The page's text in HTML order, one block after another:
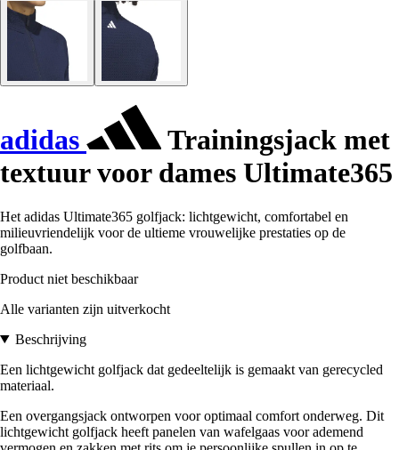
adidas
Trainingsjack met
textuur voor dames Ultimate365
Het adidas Ultimate365 golfjack: lichtgewicht, comfortabel en
milieuvriendelijk voor de ultieme vrouwelijke prestaties op de
golfbaan.
Product niet beschikbaar
Alle varianten zijn uitverkocht
Beschrijving
Een lichtgewicht golfjack dat gedeeltelijk is gemaakt van gerecycled
materiaal.
Een overgangsjack ontworpen voor optimaal comfort onderweg. Dit
lichtgewicht golfjack heeft panelen van wafelgaas voor ademend